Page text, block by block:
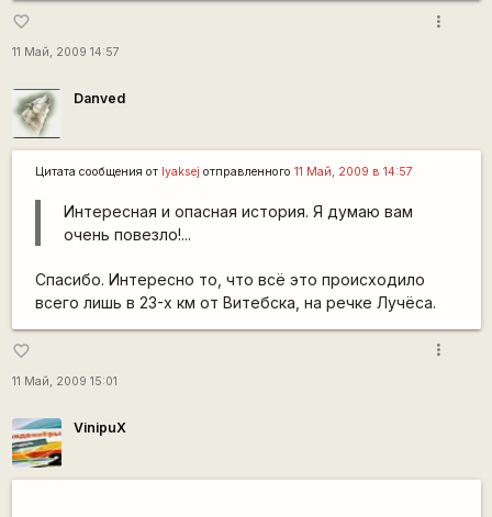
favorite_border
11 Май, 2009 14:57
more_vert
Danved
Цитата сообщения от lyaksej отправленного 11 Май, 2009 в 14:57
Интересная и опасная история. Я думаю вам
очень повезло!...
Спасибо. Интересно то, что всё это происходило
всего лишь в 23-х км от Витебска, на речке Лучёса.
favorite_border
11 Май, 2009 15:01
more_vert
VinipuX